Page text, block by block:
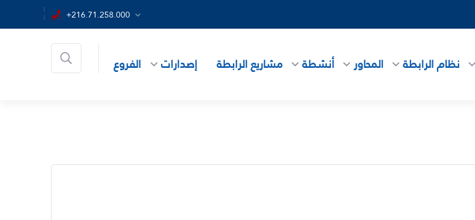
+216.71.258.000
نظام الرابطة المحاور أنشطة مشاريع الرابطة إصدارات الفروع